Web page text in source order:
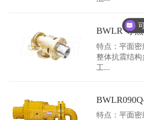
BWLR 导
特点：平面密
整体抗震结构
工...
特点：平面